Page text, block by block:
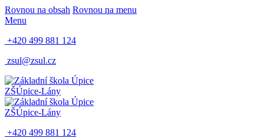
Rovnou na obsah Rovnou na menu
Menu
+420 499 881 124
zsul@zsul.cz
ZŠÚpice-Lány
ZŠÚpice-Lány
+420 499 881 124